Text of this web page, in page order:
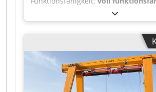
Maschinen-/Fahrzeugnummer:
Schmelzklebstoffauftragsmaschine
Tankinhalt 90 l - Heizleistung 5,5
Aiozrm Hlezoa - Schmelzleistung 12
elektrischer Anschluss 400 V -
Betriebsanleitungen / sonstige
Anhang oder Vorhanden
Terminvereinbarung in 06502 Thale